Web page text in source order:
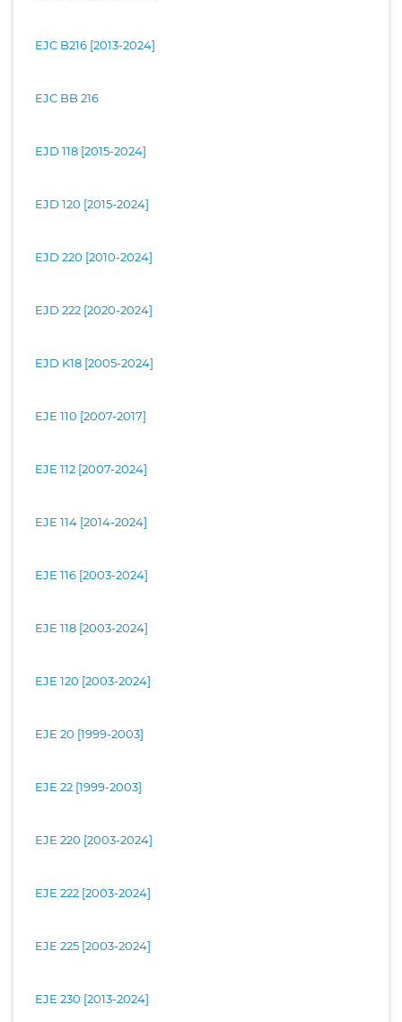
EJC B216 [2013-2024]
EJC BB 216
EJD 118 [2015-2024]
EJD 120 [2015-2024]
EJD 220 [2010-2024]
EJD 222 [2020-2024]
EJD K18 [2005-2024]
EJE 110 [2007-2017]
EJE 112 [2007-2024]
EJE 114 [2014-2024]
EJE 116 [2003-2024]
EJE 118 [2003-2024]
EJE 120 [2003-2024]
EJE 20 [1999-2003]
EJE 22 [1999-2003]
EJE 220 [2003-2024]
EJE 222 [2003-2024]
EJE 225 [2003-2024]
EJE 230 [2013-2024]